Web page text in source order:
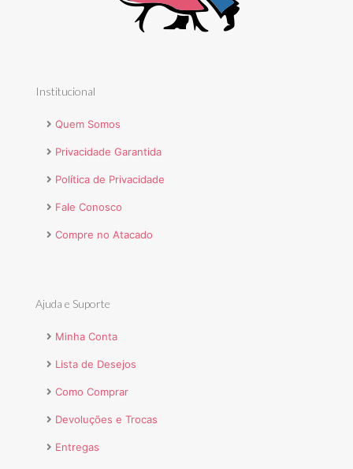
Institucional
Quem Somos
Privacidade Garantida
Política de Privacidade
Fale Conosco
Compre no Atacado
Ajuda e Suporte
Minha Conta
Lista de Desejos
Como Comprar
Devoluções e Trocas
Entregas